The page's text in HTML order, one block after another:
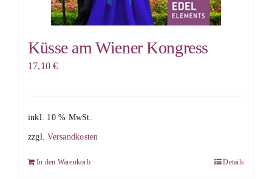
Küsse am Wiener Kongress
17,10€
inkl. 10 % MwSt.
zzgl.Versandkosten
In den Warenkorb Details